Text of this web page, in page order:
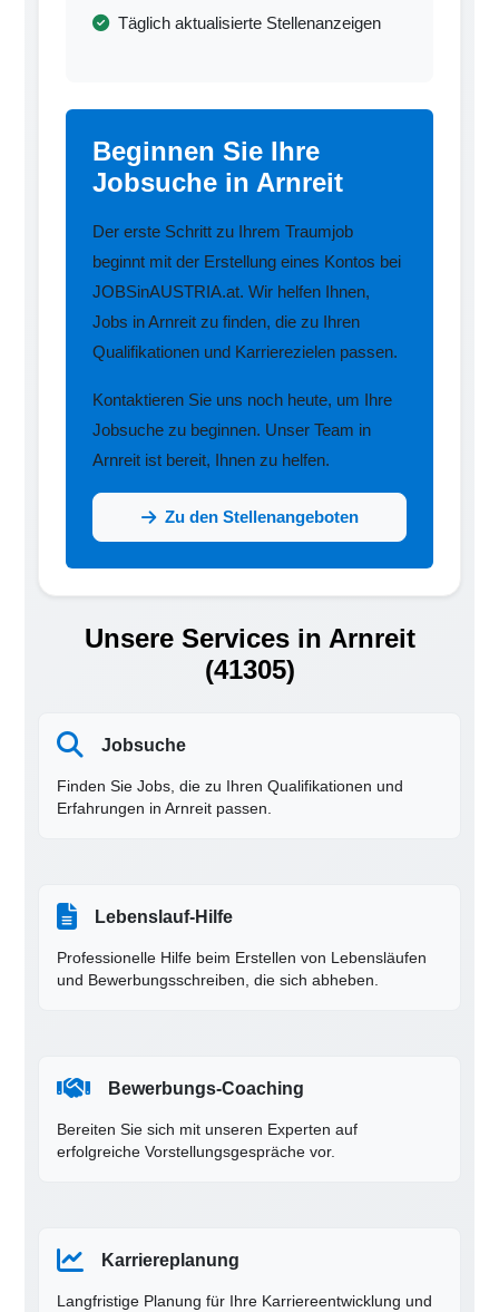
Täglich aktualisierte Stellenanzeigen
Beginnen Sie Ihre
Jobsuche in Arnreit
Der erste Schritt zu Ihrem Traumjob
beginnt mit der Erstellung eines Kontos bei
JOBSinAUSTRIA.at. Wir helfen Ihnen,
Jobs in Arnreit zu finden, die zu Ihren
Qualifikationen und Karrierezielen passen.
Kontaktieren Sie uns noch heute, um Ihre
Jobsuche zu beginnen. Unser Team in
Arnreit ist bereit, Ihnen zu helfen.
Zu den Stellenangeboten
Unsere Services in Arnreit
(41305)
Jobsuche
Finden Sie Jobs, die zu Ihren Qualifikationen und
Erfahrungen in Arnreit passen.
Lebenslauf-Hilfe
Professionelle Hilfe beim Erstellen von Lebensläufen
und Bewerbungsschreiben, die sich abheben.
Bewerbungs-Coaching
Bereiten Sie sich mit unseren Experten auf
erfolgreiche Vorstellungsgespräche vor.
Karriereplanung
Langfristige Planung für Ihre Karriereentwicklung und